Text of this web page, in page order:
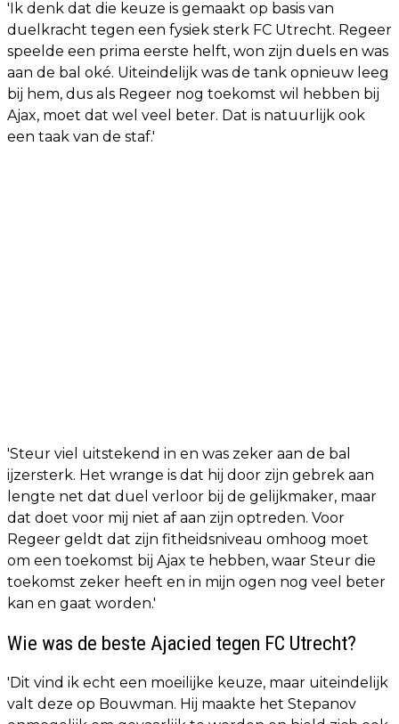
'Ik denk dat die keuze is gemaakt op basis van
duelkracht tegen een fysiek sterk FC Utrecht. Regeer
speelde een prima eerste helft, won zijn duels en was
aan de bal oké. Uiteindelijk was de tank opnieuw leeg
bij hem, dus als Regeer nog toekomst wil hebben bij
Ajax, moet dat wel veel beter. Dat is natuurlijk ook
een taak van de staf.'
'Steur viel uitstekend in en was zeker aan de bal
ijzersterk. Het wrange is dat hij door zijn gebrek aan
lengte net dat duel verloor bij de gelijkmaker, maar
dat doet voor mij niet af aan zijn optreden. Voor
Regeer geldt dat zijn fitheidsniveau omhoog moet
om een toekomst bij Ajax te hebben, waar Steur die
toekomst zeker heeft en in mijn ogen nog veel beter
kan en gaat worden.'
Wie was de beste Ajacied tegen FC Utrecht?
'Dit vind ik echt een moeilijke keuze, maar uiteindelijk
valt deze op Bouwman. Hij maakte het Stepanov